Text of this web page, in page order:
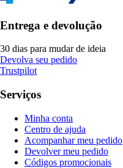
Entrega e devolução
30 dias para mudar de ideia
Devolva seu pedido
Trustpilot
Serviços
Minha conta
Centro de ajuda
Acompanhar meu pedido
Devolver meu pedido
Códigos promocionais